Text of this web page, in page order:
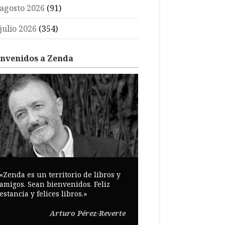
2026 (91)
2026 (354)
a Zenda
es un territorio de libros y
Sean bienvenidos. Feliz
y felices libros.»
Arturo Pérez-Reverte